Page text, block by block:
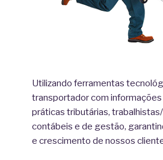
Utilizando ferramentas
transportador com
práticas tributárias,
contábeis e de gestão,
e crescimento de nossos